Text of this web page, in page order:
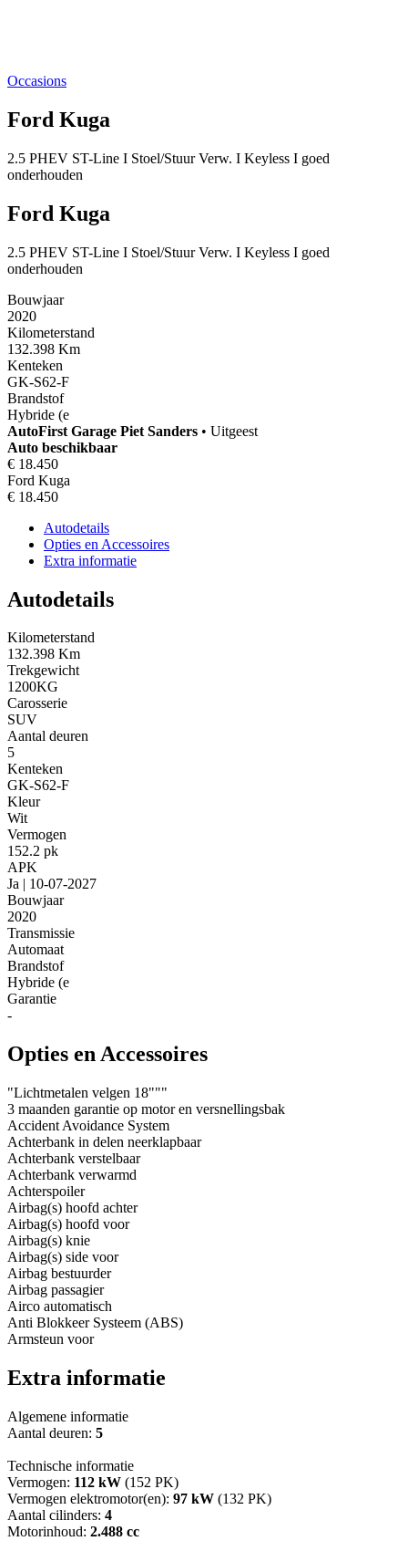
Occasions
Ford Kuga
2.5 PHEV ST-Line I Stoel/Stuur Verw. I Keyless I goed
onderhouden
Ford Kuga
2.5 PHEV ST-Line I Stoel/Stuur Verw. I Keyless I goed
onderhouden
Bouwjaar
2020
Kilometerstand
132.398 Km
Kenteken
GK-S62-F
Brandstof
Hybride (e
AutoFirst Garage Piet Sanders • Uitgeest
Auto beschikbaar
€ 18.450
Ford Kuga
€ 18.450
Autodetails
Opties en Accessoires
Extra informatie
Autodetails
Kilometerstand
132.398 Km
Trekgewicht
1200KG
Carosserie
SUV
Aantal deuren
5
Kenteken
GK-S62-F
Kleur
Wit
Vermogen
152.2 pk
APK
Ja | 10-07-2027
Bouwjaar
2020
Transmissie
Automaat
Brandstof
Hybride (e
Garantie
-
Opties en Accessoires
"Lichtmetalen velgen 18"""
3 maanden garantie op motor en versnellingsbak
Accident Avoidance System
Achterbank in delen neerklapbaar
Achterbank verstelbaar
Achterbank verwarmd
Achterspoiler
Airbag(s) hoofd achter
Airbag(s) hoofd voor
Airbag(s) knie
Airbag(s) side voor
Airbag bestuurder
Airbag passagier
Airco automatisch
Anti Blokkeer Systeem (ABS)
Armsteun voor
Extra informatie
Algemene informatie
Aantal deuren: 5
Technische informatie
Vermogen: 112 kW (152 PK)
Vermogen elektromotor(en): 97 kW (132 PK)
Aantal cilinders: 4
Motorinhoud: 2.488 cc